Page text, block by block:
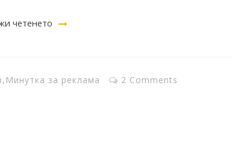
четенето
, Минутка за реклама 2 Comments